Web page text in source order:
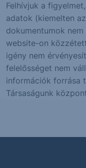
Felhívjuk a
adatok (kiemelten
dokumentumok
website-on
igény nem
felelősséget nem
információk forrása
Társaságunk